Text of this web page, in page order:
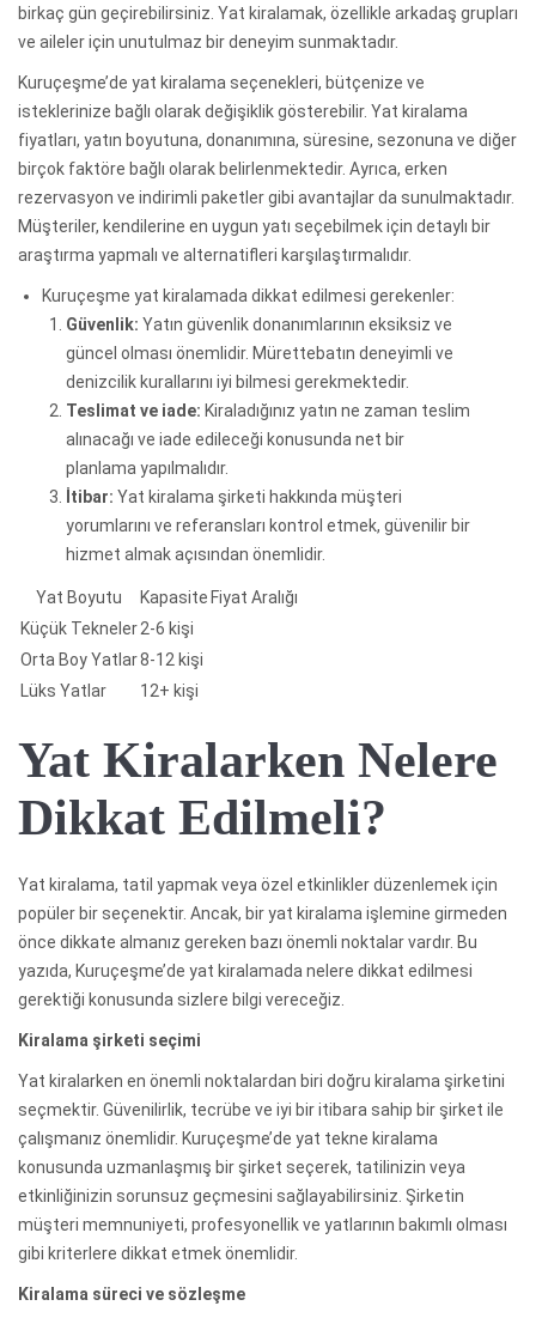
birkaç gün geçirebilirsiniz. Yat kiralamak, özellikle arkadaş grupları
ve aileler için unutulmaz bir deneyim sunmaktadır.
Kuruçeşme’de yat kiralama seçenekleri, bütçenize ve
isteklerinize bağlı olarak değişiklik gösterebilir. Yat kiralama
fiyatları, yatın boyutuna, donanımına, süresine, sezonuna ve diğer
birçok faktöre bağlı olarak belirlenmektedir. Ayrıca, erken
rezervasyon ve indirimli paketler gibi avantajlar da sunulmaktadır.
Müşteriler, kendilerine en uygun yatı seçebilmek için detaylı bir
araştırma yapmalı ve alternatifleri karşılaştırmalıdır.
Kuruçeşme yat kiralamada dikkat edilmesi gerekenler:
Güvenlik: Yatın güvenlik donanımlarının eksiksiz ve
güncel olması önemlidir. Mürettebatın deneyimli ve
denizcilik kurallarını iyi bilmesi gerekmektedir.
Teslimat ve iade: Kiraladığınız yatın ne zaman teslim
alınacağı ve iade edileceği konusunda net bir
planlama yapılmalıdır.
İtibar: Yat kiralama şirketi hakkında müşteri
yorumlarını ve referansları kontrol etmek, güvenilir bir
hizmet almak açısından önemlidir.
Yat Boyutu Kapasite Fiyat Aralığı
Küçük Tekneler2-6 kişi
Orta Boy Yatlar8-12 kişi
Lüks Yatlar
12+ kişi
Yat Kiralarken Nelere
Dikkat Edilmeli?
Yat kiralama, tatil yapmak veya özel etkinlikler düzenlemek için
popüler bir seçenektir. Ancak, bir yat kiralama işlemine girmeden
önce dikkate almanız gereken bazı önemli noktalar vardır. Bu
yazıda, Kuruçeşme’de yat kiralamada nelere dikkat edilmesi
gerektiği konusunda sizlere bilgi vereceğiz.
Kiralama şirketi seçimi
Yat kiralarken en önemli noktalardan biri doğru kiralama şirketini
seçmektir. Güvenilirlik, tecrübe ve iyi bir itibara sahip bir şirket ile
çalışmanız önemlidir. Kuruçeşme’de yat tekne kiralama
konusunda uzmanlaşmış bir şirket seçerek, tatilinizin veya
etkinliğinizin sorunsuz geçmesini sağlayabilirsiniz. Şirketin
müşteri memnuniyeti, profesyonellik ve yatlarının bakımlı olması
gibi kriterlere dikkat etmek önemlidir.
Kiralama süreci ve sözleşme